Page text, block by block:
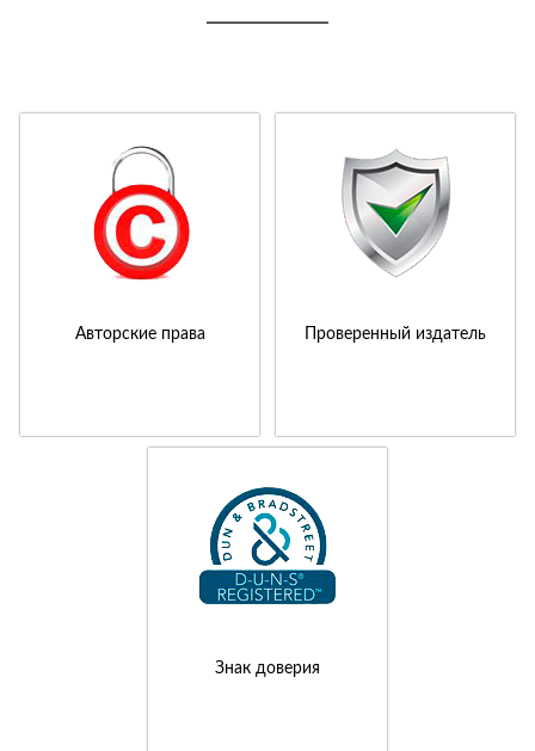
Авторские права Проверенный издатель
Знак доверия